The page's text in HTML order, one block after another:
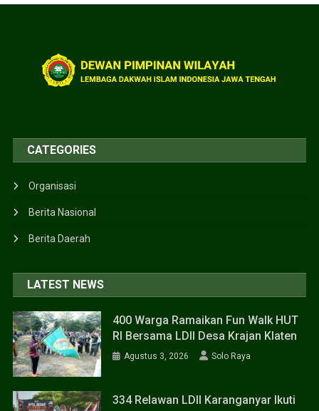
CATEGORIES
Organisasi
Berita Nasional
Berita Daerah
LATEST NEWS
400 Warga Ramaikan Fun Walk HUT
RI Bersama LDII Desa Krajan Klaten
Agustus 3, 2026 Solo Raya
334 Relawan LDII Karanganyar Ikuti